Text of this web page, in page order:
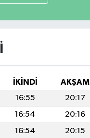
İKINDI AKŞAM
16:55 20:17
16:54 20:16
16:54 20:15